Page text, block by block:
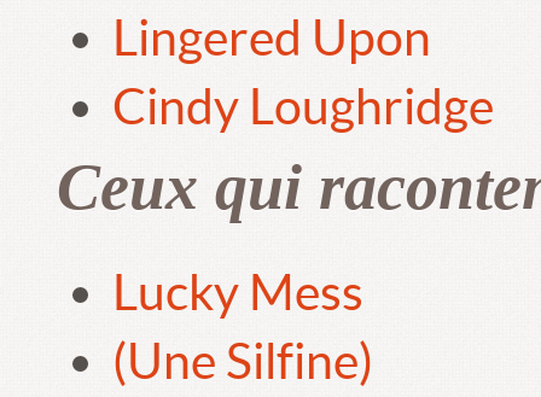
Lingered Upon
Cindy Loughridge
Ceux qui
Lucky Mess
(Une Silfine)